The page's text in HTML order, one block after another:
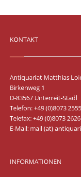
KONTAKT
Antiquariat Matthias
Birkenweg 1
D-83567 Unterreit-Stadl
Telefon: +49 (0)8073 2555
Telefax: +49 (0)8073 2626
E-Mail: mail (at)
INFORMATIONEN